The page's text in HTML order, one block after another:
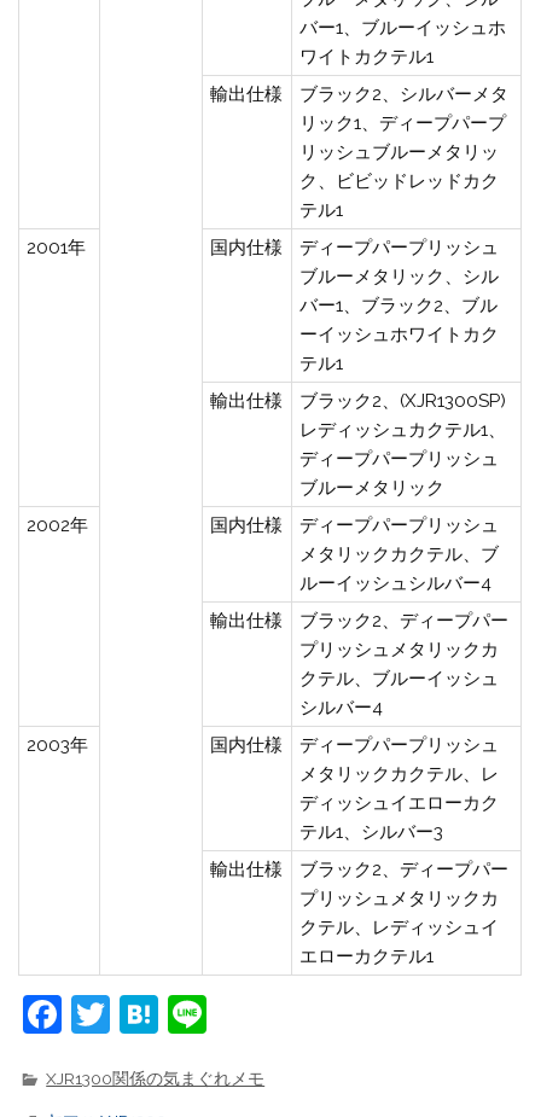
バー1、ブルーイッシュホ
ワイトカクテル1
輸出仕様
ブラック2、シルバーメタ
リック1、ディープパープ
リッシュブルーメタリッ
ク、ビビッドレッドカク
テル1
2001年
国内仕様
ディープパープリッシュ
ブルーメタリック、シル
バー1、ブラック2、ブル
ーイッシュホワイトカク
テル1
輸出仕様
ブラック2、(XJR1300SP)
レディッシュカクテル1、
ディープパープリッシュ
ブルーメタリック
2002年
国内仕様
ディープパープリッシュ
メタリックカクテル、ブ
ルーイッシュシルバー4
輸出仕様
ブラック2、ディープパー
プリッシュメタリックカ
クテル、ブルーイッシュ
シルバー4
2003年
国内仕様
ディープパープリッシュ
メタリックカクテル、レ
ディッシュイエローカク
テル1、シルバー3
輸出仕様
ブラック2、ディープパー
プリッシュメタリックカ
クテル、レディッシュイ
エローカクテル1
F
c
T
it
H
e e
XJR1300関係の気まぐれメモ